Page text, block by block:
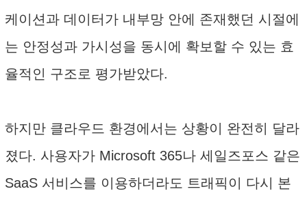
케이션과 데이터가 내부망 안에 존재했던 시절에
는 안정성과 가시성을 동시에 확보할 수 있는 효
율적인 구조로 평가받았다.
하지만 클라우드 환경에서는 상황이 완전히 달라
졌다. 사용자가 Microsoft 365나 세일즈포스 같은
SaaS 서비스를 이용하더라도 트래픽이 다시 본